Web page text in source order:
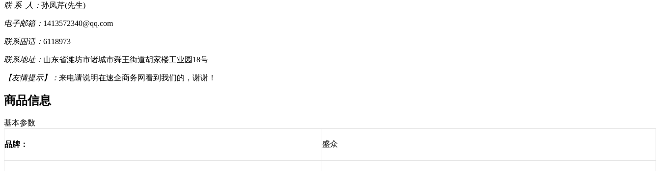
联 系 人： 孙凤芹(先生)
电子邮箱： 1413572340@qq.com
联系固话： 6118973
联系地址： 山东省潍坊市诸城市舜王街道胡家楼工业园18号
【友情提示】： 来电请说明在速企商务网看到我们的，谢谢！
商品信息
基本参数
品牌： 盛众